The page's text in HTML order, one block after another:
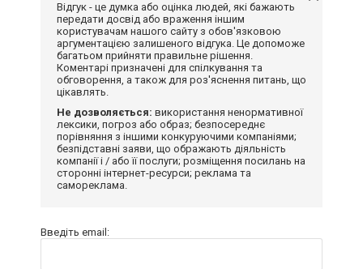
Відгук - це думка або оцінка людей, які бажають
передати досвід або враження іншим
користувачам нашого сайту з обов'язковою
аргументацією залишеного відгука. Це допоможе
багатьом прийняти правильне рішення.
Коментарі призначені для спілкування та
обговорення, а також для роз'яснення питань, що
цікавлять.
Не дозволяється: використання ненормативної
лексики, погроз або образ; безпосереднє
порівняння з іншими конкуруючими компаніями;
безпідставні заяви, що ображають діяльність
компанії і / або її послуги; розміщення посилань на
сторонні інтернет-ресурси; реклама та
самореклама.
Введіть email: